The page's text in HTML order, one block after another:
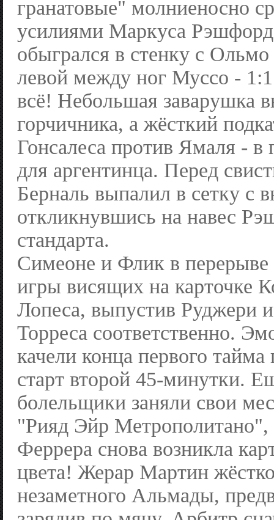
гранатовые" молниеносно
усилиями Маркуса
обыгрался в стенку с
левой между ног Муссо -
всё! Небольшая заварушка
горчичника, а жёсткий
Гонсалеса против Ямаля -
для аргентинца. Перед
Берналь выпалил в сетку с
откликнувшись на навес
стандарта.
Симеоне и Флик в перерыве
игры висящих на карточке
Лопеса, выпустив Руджери
Торреса соответственно.
качели конца первого тайма
старт второй 45-минутки.
болельщики заняли свои
"Рияд Эйр Метрополитано",
Феррера снова возникла
цвета! Жерар Мартин
незаметного Альмады,